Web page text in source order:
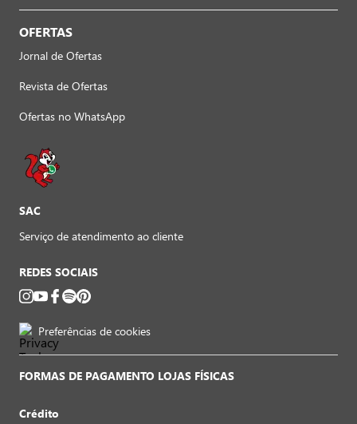
OFERTAS
Jornal de Ofertas
Revista de Ofertas
Ofertas no WhatsApp
SAC
Serviço de atendimento ao cliente
REDES SOCIAIS
Preferências de cookies
FORMAS DE PAGAMENTO LOJAS FÍSICAS
Crédito